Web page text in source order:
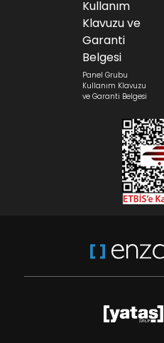
Panel Grubu
Kullanım Klavuzu
ve Garanti Belgesi